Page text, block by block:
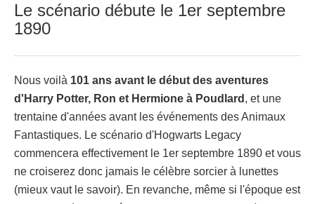
Le scénario débute le 1er septembre
1890
Nous voilà 101 ans avant le début des aventures
d'Harry Potter, Ron et Hermione à Poudlard , et une
trentaine d'années avant les événements des Animaux
Fantastiques. Le scénario d'Hogwarts Legacy
commencera effectivement le 1er septembre 1890 et vous
ne croiserez donc jamais le célèbre sorcier à lunettes
(mieux vaut le savoir). En revanche, même si l'époque est